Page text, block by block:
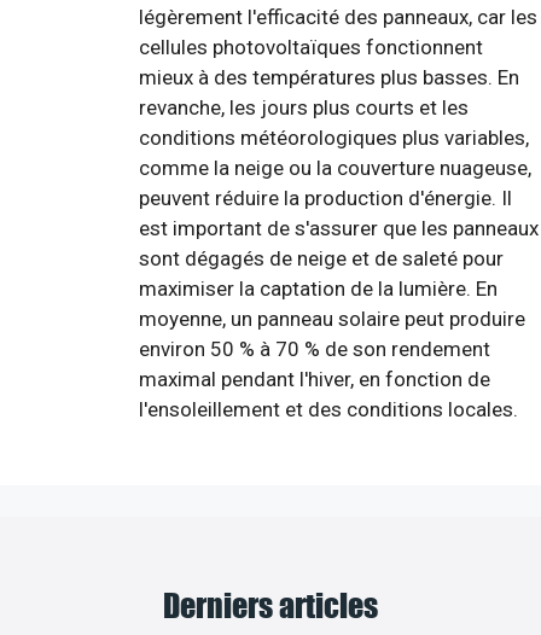
légèrement l'efficacité des panneaux, car les
cellules photovoltaïques fonctionnent
mieux à des températures plus basses. En
revanche, les jours plus courts et les
conditions météorologiques plus variables,
comme la neige ou la couverture nuageuse,
peuvent réduire la production d'énergie. Il
est important de s'assurer que les panneaux
sont dégagés de neige et de saleté pour
maximiser la captation de la lumière. En
moyenne, un panneau solaire peut produire
environ 50 % à 70 % de son rendement
maximal pendant l'hiver, en fonction de
l'ensoleillement et des conditions locales.
Derniers articles